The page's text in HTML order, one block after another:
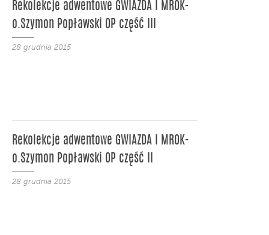
Rekolekcje adwentowe GWIAZDA I MROK-
o.Szymon Popławski OP część III
28 grudnia 2015
Rekolekcje adwentowe GWIAZDA I MROK-
o.Szymon Popławski OP część II
28 grudnia 2015